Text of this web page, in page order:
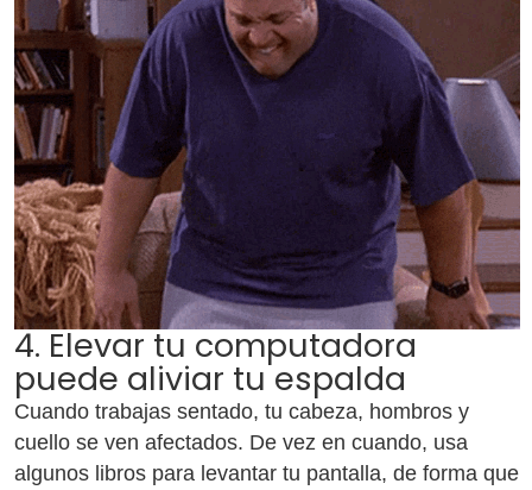
4. Elevar tu computadora
puede aliviar tu espalda
Cuando trabajas sentado, tu cabeza, hombros y
cuello se ven afectados. De vez en cuando, usa
algunos libros para levantar tu pantalla, de forma que